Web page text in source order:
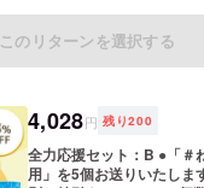
蔵庫で保管し、なるべく早
ください。 ・成分 検査結果（静環
脂肪：2.5%以上 粗繊維：
下 製造者：〒425-0031
津市小川新町3-9-3 株式
このリターンを選択する
4,028円 残り200
全力応援セット：B ●「＃ねこ様
用」を5個お送りいたしま